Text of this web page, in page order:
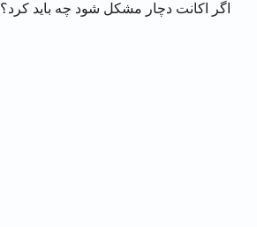
اگر اکانت دچار مشکل شود چه باید کرد؟